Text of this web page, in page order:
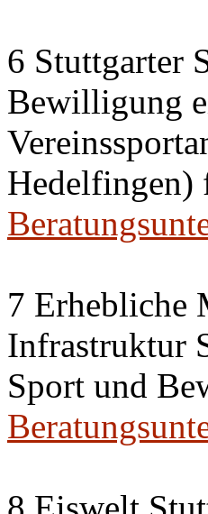
6 Stuttgarter
Bewilligung
Hedelfingen)
7 Erhebliche
Infrastruktur
Sport und